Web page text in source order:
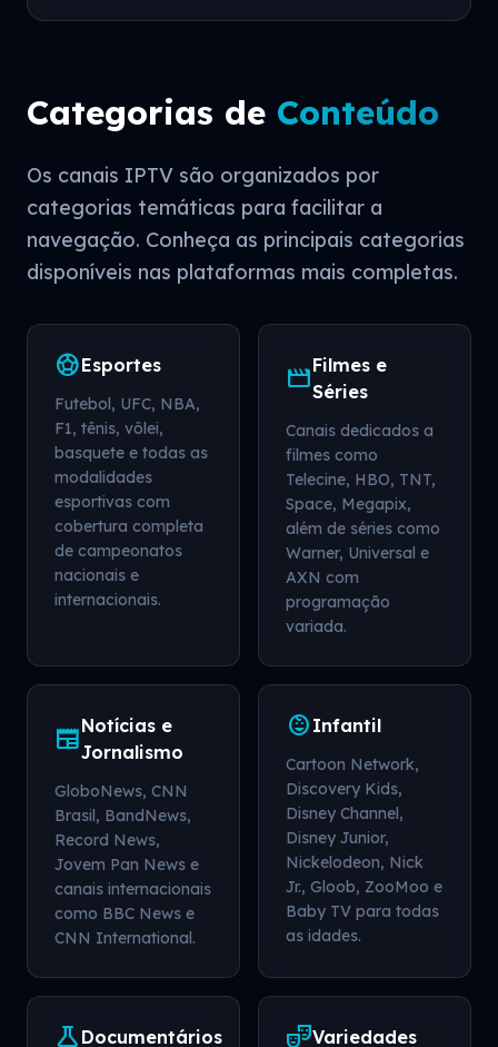
Categorias de Conteúdo
Os canais IPTV são organizados por
categorias temáticas para facilitar a
navegação. Conheça as principais categorias
disponíveis nas plataformas mais completas.
sports_soccerEsportes
Futebol, UFC, NBA,
F1, tênis, vôlei,
basquete e todas as
modalidades
esportivas com
cobertura completa
de campeonatos
nacionais e
internacionais.
movieFilmes e
Séries
Canais dedicados a
filmes como
Telecine, HBO, TNT,
Space, Megapix,
além de séries como
Warner, Universal e
AXN com
programação
variada.
newspaperNotícias e
Jornalismo
GloboNews, CNN
Brasil, BandNews,
Record News,
Jovem Pan News e
canais internacionais
como BBC News e
CNN International.
child_care Infantil
Cartoon Network,
Discovery Kids,
Disney Channel,
Disney Junior,
Nickelodeon, Nick
Jr., Gloob, ZooMoo e
Baby TV para todas
as idades.
science Documentários theater_comedyVariedades